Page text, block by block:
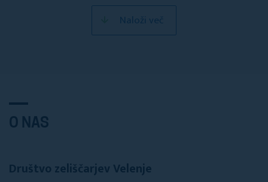
Naloži več
O NAS
Društvo zeliščarjev Velenje